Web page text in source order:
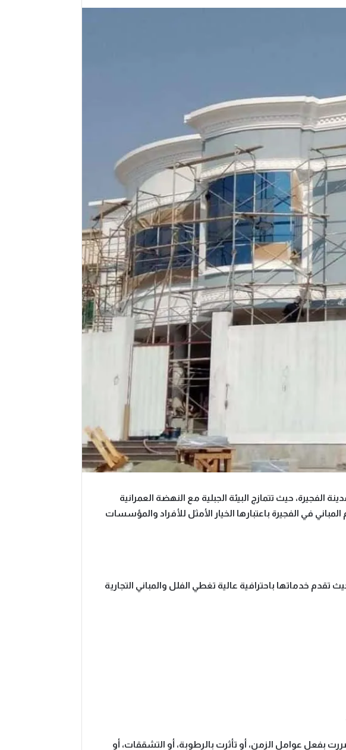
الفجيرة، حيث تتمازج البيئة الجبلية مع النهضة العمرانية
المباني في الفجيرة باعتبارها الخيار الأمثل للأفراد والمؤسسات
تقدم خدماتها باحترافية عالية تغطي الفلل والمباني التجارية
بفعل عوامل الزمن، أو تأثرت بالرطوبة، أو التشققات، أو